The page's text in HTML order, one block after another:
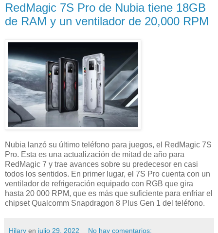
RedMagic 7S Pro de Nubia tiene 18GB
de RAM y un ventilador de 20,000 RPM
Nubia lanzó su último teléfono para juegos, el RedMagic 7S
Pro. Esta es una actualización de mitad de año para
RedMagic 7 y trae avances sobre su predecesor en casi
todos los sentidos. En primer lugar, el 7S Pro cuenta con un
ventilador de refrigeración equipado con RGB que gira
hasta 20 000 RPM, que es más que suficiente para enfriar el
chipset Qualcomm Snapdragon 8 Plus Gen 1 del teléfono.
Hilary en julio 29, 2022 No hay comentarios: